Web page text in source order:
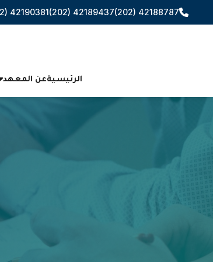
42190381(202) 42189437(202) 42188787
الرئيسيةعن المعهد